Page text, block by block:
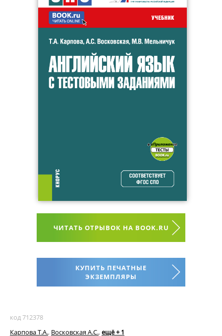
ЧИТАТЬ ОТРЫВОК НА BOOK.RU
КУПИТЬ ПЕЧАТНЫЕ
ЭКЗЕМПЛЯРЫ
код 712378
Карпова Т.А., Восковская А.С., ещё + 1